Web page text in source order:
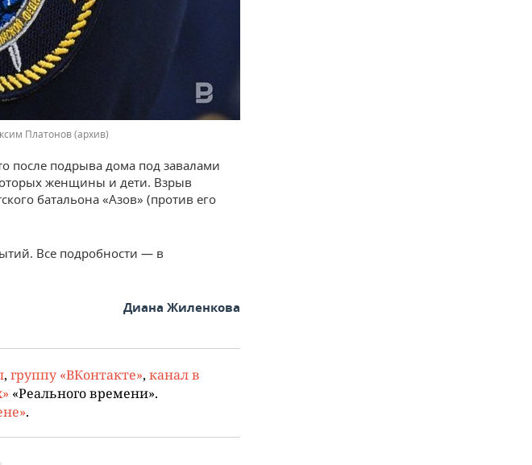
Платонов(архив)
после подрыва дома под завалами
женщины и дети. Взрыв
батальона «Азов» (против его
Все подробности — в
Диана Жиленкова
, группу «ВКонтакте», канал в
«Реального времени».
.